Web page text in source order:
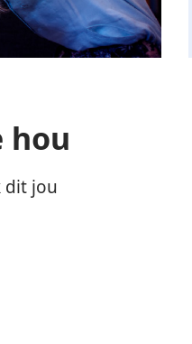
hou
dit jou